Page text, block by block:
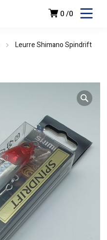
0 0
Leurre Shimano Spindrift